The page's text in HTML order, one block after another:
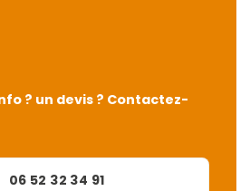
? un devis ? Contactez-
06 52 32 34 91